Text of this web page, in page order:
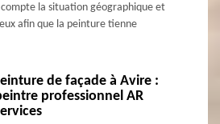
la situation géographique et
afin que la peinture tienne
de façade à Avire :
professionnel AR